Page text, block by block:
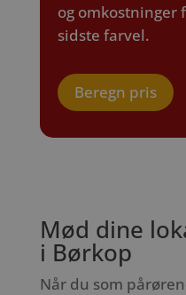
og
sidste farvel.
Beregn pris
Mød dine
i Børkop
Når du som